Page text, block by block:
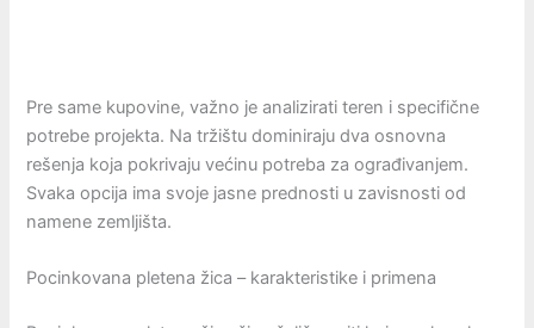
Pre same kupovine, važno je analizirati teren i specifične
potrebe projekta. Na tržištu dominiraju dva osnovna
rešenja koja pokrivaju većinu potreba za ograđivanjem.
Svaka opcija ima svoje jasne prednosti u zavisnosti od
namene zemljišta.
Pocinkovana pletena žica – karakteristike i primena